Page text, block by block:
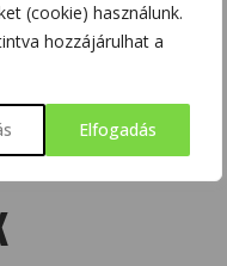
(cookie) használunk.
hozzájárulhat a
Elfogadás